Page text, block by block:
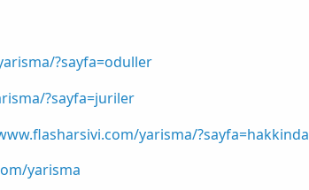
?sayfa=oduller
?sayfa=juriler
yarisma/?sayfa=hakkinda
yarisma